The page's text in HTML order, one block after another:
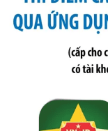
Số kí hiệu:
Tên: Quyết định
ban hành, được
Quy trình nội bộ,
chính trong một
Ngày ban hành:
Số kí hiệu: